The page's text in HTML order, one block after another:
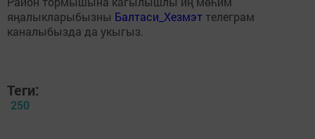
яңалыкларыбызны Балтаси_Хезмэт телеграм
каналыбызда да укыгыз.
Теги:
250